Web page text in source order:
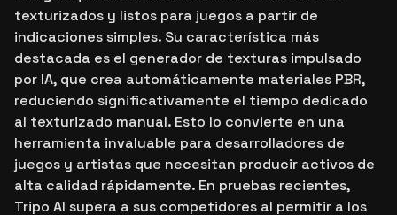
texturizados y listos para juegos a partir de
indicaciones simples. Su característica más
destacada es el generador de texturas impulsado
por IA, que crea automáticamente materiales PBR,
reduciendo significativamente el tiempo dedicado
al texturizado manual. Esto lo convierte en una
herramienta invaluable para desarrolladores de
juegos y artistas que necesitan producir activos de
alta calidad rápidamente. En pruebas recientes,
Tripo AI supera a sus competidores al permitir a los